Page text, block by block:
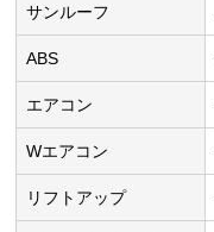
サンルーフ
ABS
エアコン
Wエアコン
リフトアップ